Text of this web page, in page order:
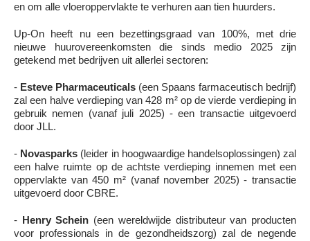
en om alle vloeroppervlakte te verhuren aan tien huurders.
Up-On heeft nu een bezettingsgraad van 100%, met drie
nieuwe huurovereenkomsten die sinds medio 2025 zijn
getekend met bedrijven uit allerlei sectoren:
- Esteve Pharmaceuticals (een Spaans farmaceutisch bedrijf)
zal een halve verdieping van 428 m² op de vierde verdieping in
gebruik nemen (vanaf juli 2025) - een transactie uitgevoerd
door JLL.
- Novasparks (leider in hoogwaardige handelsoplossingen) zal
een halve ruimte op de achtste verdieping innemen met een
oppervlakte van 450 m² (vanaf november 2025) - transactie
uitgevoerd door CBRE.
- Henry Schein (een wereldwijde distributeur van producten
voor professionals in de gezondheidszorg) zal de negende